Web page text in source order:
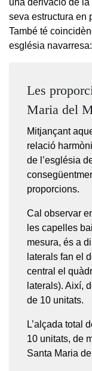
seva estructura en
També té
església
Les
Maria del
Mitjançant
relació
de l’església
proporcions.
Cal observar
les capelles
mesura, és a
laterals fan el
central el
laterals). Així,
de 10 unitats.
L’alçada total
10 unitats, de
Santa Maria